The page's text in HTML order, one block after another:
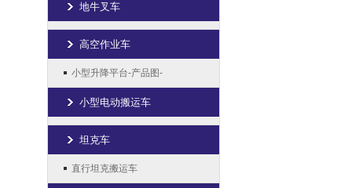
地牛叉车
高空作业车
小型升降平台-产品图-
小型电动搬运车
坦克车
直行坦克搬运车